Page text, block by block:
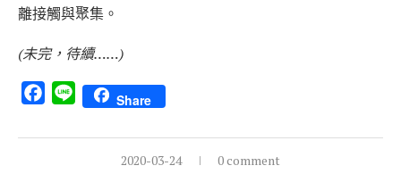
離接觸與聚集。
(未完，待續……)
Facebook
Line Share
2020-03-24 0 comment